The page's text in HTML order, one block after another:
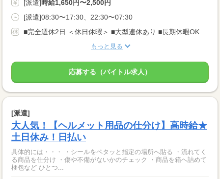
[派遣]時給1,650円〜2,500円
[派遣]08:30〜17:30、22:30〜07:30
■完全週休2日 ＜休日休暇＞ ■大型連休あり ■長期休暇OK ■ご家庭都合のお休み調整OK ■産休・育休取得実績あり
もっと見る
応募する（バイトル求人）
[派遣]
大人気！【ヘルメット用品の仕分け】高時給★
土日休み！日払い
具体的には・・・ ・シールをペタッと指定の場所へ貼る ・流れてく
る商品を仕分け ・傷や不備がないかのチェック ・商品を箱へ詰めて
梱包など ひとつ...